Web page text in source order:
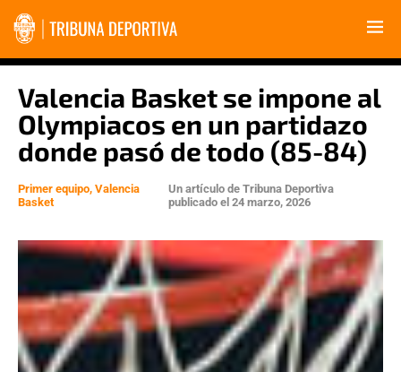
Valencia Basket se impone al
Olympiacos en un partidazo
donde pasó de todo (85-84)
Primer equipo, Valencia
Basket
Un artículo de Tribuna Deportiva
publicado el 24 marzo, 2026